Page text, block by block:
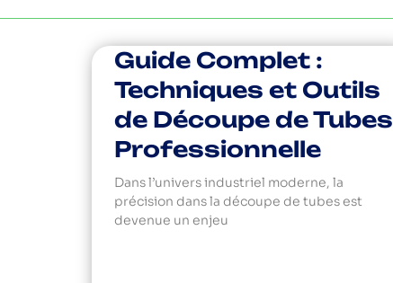
Guide Complet :
Techniques et Outils
de Découpe de Tubes
Professionnelle
Dans l’univers industriel moderne, la
précision dans la découpe de tubes est
devenue un enjeu